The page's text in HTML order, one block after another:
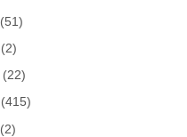
(51)
(2)
(22)
(415)
(2)